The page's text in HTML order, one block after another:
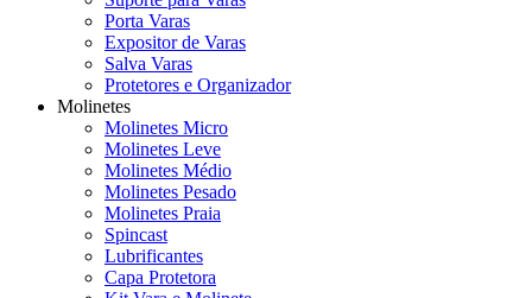
Porta Varas
Expositor de Varas
Salva Varas
Protetores e Organizador
Molinetes
Molinetes Micro
Molinetes Leve
Molinetes Médio
Molinetes Pesado
Molinetes Praia
Spincast
Lubrificantes
Capa Protetora